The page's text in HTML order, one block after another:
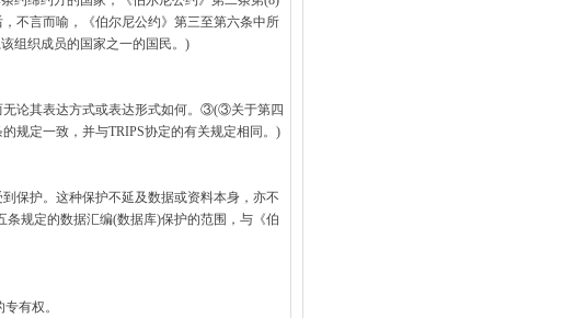
不言而喻，《伯尔尼公约》第三至第六条中所
组织成员的国家之一的国民。)
论其表达方式或表达形式如何。③(③关于第四
规定一致，并与TRIPS协定的有关规定相同。)
保护。这种保护不延及数据或资料本身，亦不
规定的数据汇编(数据库)保护的范围，与《伯
有权。